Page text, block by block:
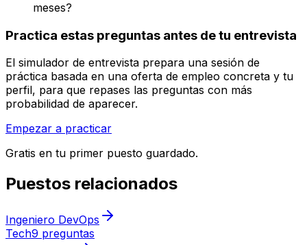
meses?
Practica estas preguntas antes de tu entrevista
El simulador de entrevista prepara una sesión de
práctica basada en una oferta de empleo concreta y tu
perfil, para que repases las preguntas con más
probabilidad de aparecer.
Empezar a practicar
Gratis en tu primer puesto guardado.
Puestos relacionados
Ingeniero DevOps
Tech9 preguntas